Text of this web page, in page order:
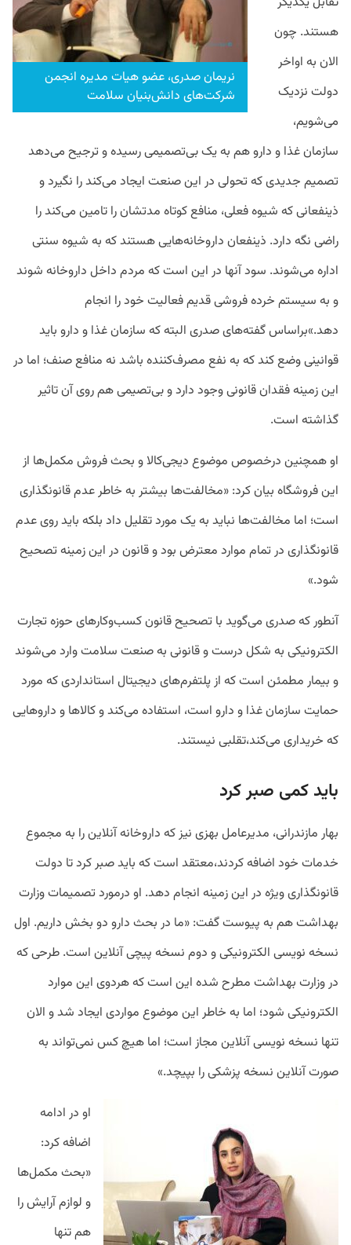
نریمان صدری، عضو هیات مدیره انجمن
شرکت‌های دانش‌بنیان سلامت
هستند. چون
الان به اواخر
دولت نزدیک
می‌شویم،
سازمان غذا و دارو هم به یک بی‌تصمیمی رسیده و ترجیح می‌دهد
تصمیم جدیدی که تحولی در این صنعت ایجاد می‌کند را نگیرد و
ذینفعانی که شیوه فعلی، منافع کوتاه مدتشان را تامین می‌کند را
راضی نگه دارد. ذینفعان داروخانه‌هایی هستند که به شیوه سنتی
اداره می‌شوند. سود آنها در این است که مردم داخل داروخانه شوند
و به سیستم خرده فروشی قدیم فعالیت خود را انجام
دهد.»براساس گفته‌های صدری البته که سازمان غذا و دارو باید
قوانینی وضع کند که به نفع مصرف‌کننده باشد نه منافع صنف؛ اما در
این زمینه فقدان قانونی وجود دارد و بی‌تصیمی هم روی آن تاثیر
گذاشته است.
او همچنین درخصوص موضوع دیجی‌کالا و بحث فروش مکمل‌ها از
این فروشگاه بیان کرد: «مخالفت‌ها بیشتر به خاطر عدم قانونگذاری
است؛ اما مخالفت‌ها نباید به یک مورد تقلیل داد بلکه باید روی عدم
قانونگذاری در تمام موارد معترض بود و قانون در این زمینه تصحیح
شود.»
آنطور که صدری می‌گوید با تصحیح قانون کسب‌وکارهای حوزه تجارت
الکترونیکی به شکل درست و قانونی به صنعت سلامت وارد می‌شوند
و بیمار مطمئن است که از پلتفرم‌های دیجیتال استانداردی که مورد
حمایت سازمان غذا و دارو است، استفاده می‌کند و کالاها و داروهایی
که خریداری می‌کند،تقلبی نیستند.
باید کمی صبر کرد
بهار مازندرانی، مدیرعامل بهزی نیز که داروخانه آنلاین را به مجموع
خدمات خود اضافه کردند،معتقد است که باید صبر کرد تا دولت
قانونگذاری ویژه در این زمینه انجام دهد. او درمورد تصمیمات وزارت
بهداشت هم به پیوست گفت: «ما در بحث دارو دو بخش داریم. اول
نسخه نویسی الکترونیکی و دوم نسخه پیچی آنلاین است. طرحی که
در وزارت بهداشت مطرح شده این است که هردوی این موارد
الکترونیکی شود؛ اما به خاطر این موضوع مواردی ایجاد شد و الان
تنها نسخه نویسی آنلاین مجاز است؛ اما هیچ کس نمی‌تواند به
صورت آنلاین نسخه پزشکی را بپیچد.»
او در ادامه
اضافه کرد:
«بحث مکمل‌ها
و لوازم آرایش را
هم تنها